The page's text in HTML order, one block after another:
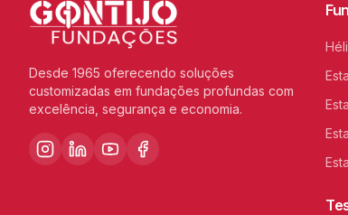
Desde 1965 oferecendo soluções
customizadas em fundações profundas com
excelência, segurança e economia.